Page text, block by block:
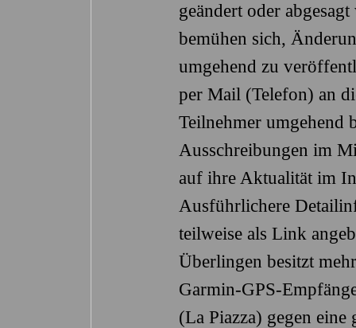
geändert oder
bemühen sich,
umgehend zu
per Mail (Telefon) an
Teilnehmer umgehend
Ausschreibungen im
auf ihre Aktualität im
Ausführlichere
teilweise als Link
Überlingen besitzt
Garmin-GPS-
(La Piazza) gegen